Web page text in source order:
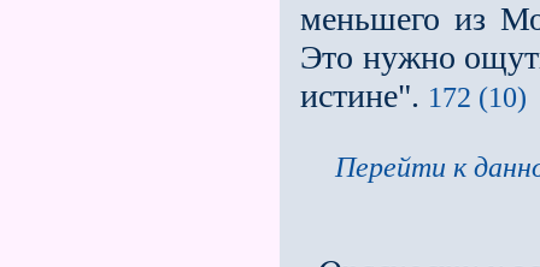
меньшего из
Это нужно
истине". 172 (10)
Перейти к